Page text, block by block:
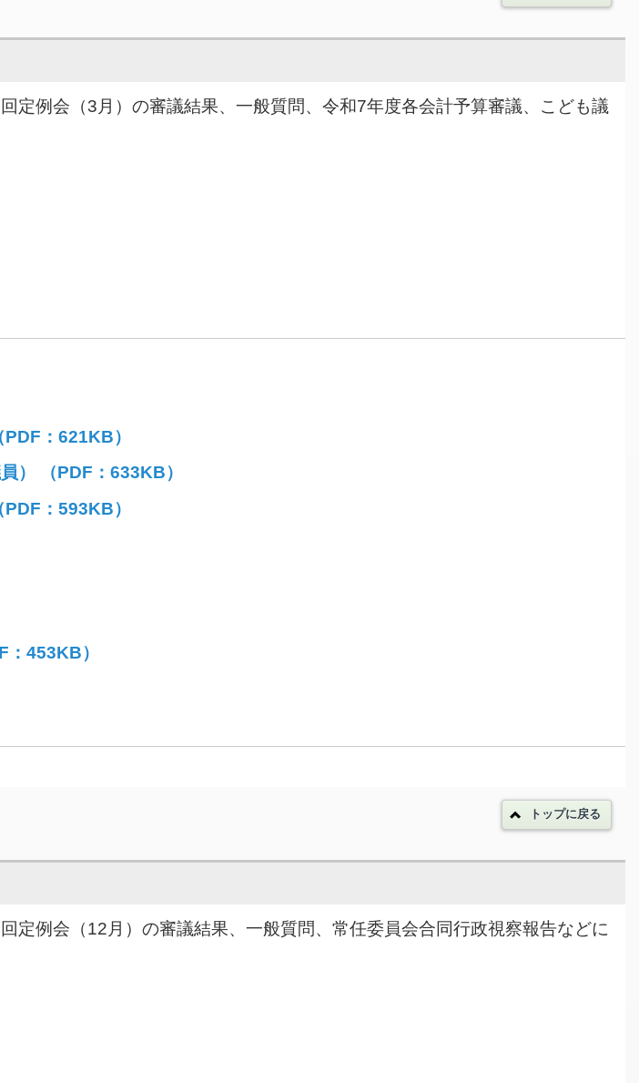
定例会（3月）の審議結果、一般質問、令和7年度各会計予算審議、こども議
：621KB）
） （PDF：633KB）
：593KB）
453KB）
トップに戻る
定例会（12月）の審議結果、一般質問、常任委員会合同行政視察報告などに